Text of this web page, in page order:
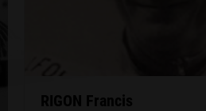
RIGON Francis